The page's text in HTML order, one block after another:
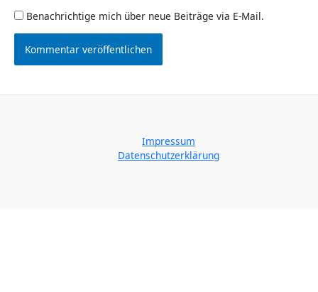
Benachrichtige mich über neue Beiträge via E-Mail.
Impressum
Datenschutzerklärung